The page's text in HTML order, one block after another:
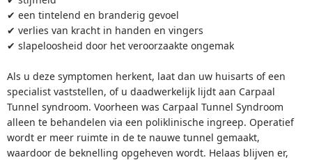
✔ een tintelend en branderig gevoel
✔ verlies van kracht in handen en vingers
✔ slapeloosheid door het veroorzaakte ongemak
Als u deze symptomen herkent, laat dan uw huisarts of een
specialist vaststellen, of u daadwerkelijk lijdt aan Carpaal
Tunnel syndroom. Voorheen was Carpaal Tunnel Syndroom
alleen te behandelen via een poliklinische ingreep. Operatief
wordt er meer ruimte in de te nauwe tunnel gemaakt,
waardoor de beknelling opgeheven wordt. Helaas blijven er,